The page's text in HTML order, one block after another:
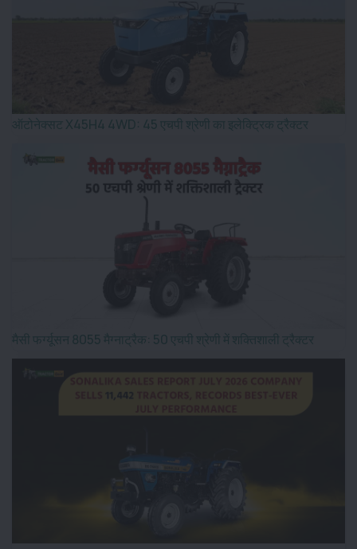
ऑटोनेक्सट X45H4 4WD: 45 एचपी श्रेणी का इलेक्ट्रिक ट्रैक्टर
मैसी फर्ग्यूसन 8055 मैग्नाट्रैक: 50 एचपी श्रेणी में शक्तिशाली ट्रैक्टर